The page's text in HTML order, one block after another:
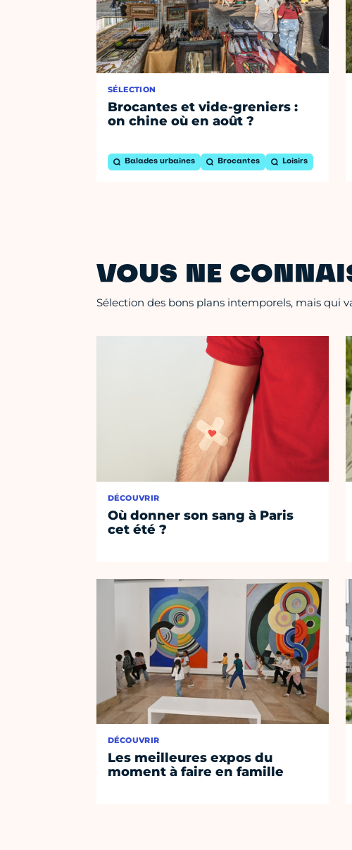
SÉLECTION
Brocantes et vide-greniers :
on chine où en août ?
Balades urbaines Brocantes Loisirs
VOUS NE
Sélection des bons plans intemporels, mais qui
DÉCOUVRIR
Où donner son sang à Paris
cet été ?
DÉCOUVRIR
Les meilleures expos du
moment à faire en famille